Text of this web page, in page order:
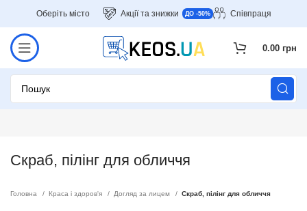
Оберіть місто Акції та знижки ДО -50% Співпраця
0.00 грн
Скраб, пілінг для обличчя
Головна Краса і здоров'я Догляд за лицем Скраб, пілінг для обличчя